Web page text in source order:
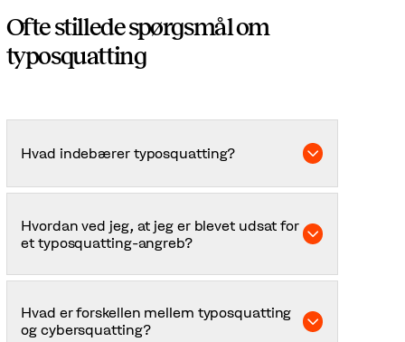
Ofte stillede spørgsmål om
typosquatting
Hvad indebærer typosquatting?
Typosquatting indebærer, at en illvillig aktør
websteders domænenavne for at narre
internetbrugere til svindlerens hjemmeside.
Hvordan ved jeg, at jeg er blevet udsat for
et typosquatting-angreb?
Uden en overvågningstjeneste kan det være
typosquatting, hvilket gør, at angrebet kan
fortsætte i en lang periode.
Hvad er forskellen mellem typosquatting
og cybersquatting?